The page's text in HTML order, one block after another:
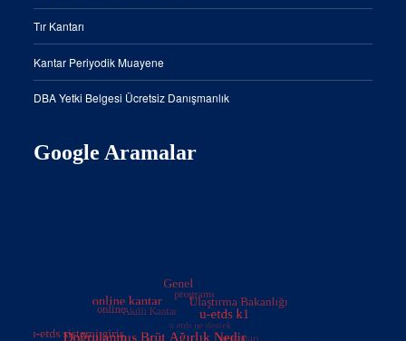
Tır Kantarı
Kantar Periyodik Muayene
DBA Yetki Belgesi Ücretsiz Danışmanlık
Google Aramalar